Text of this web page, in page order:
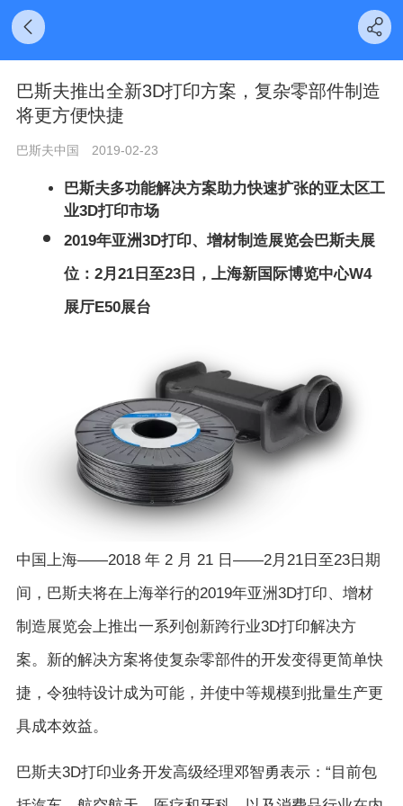
巴斯夫推出全新3D打印方案，复杂零部件制造
将更方便快捷
巴斯夫中国 2019-02-23
巴斯夫多功能解决方案助力快速扩张的亚太区工
业3D打印市场
2019年亚洲3D打印、增材制造展览会巴斯夫展
位：2月21日至23日，上海新国际博览中心W4
展厅E50展台
中国上海——2018 年 2 月 21 日——2月21日至23日期
间，巴斯夫将在上海举行的2019年亚洲3D打印、增材
制造展览会上推出一系列创新跨行业3D打印解决方
案。新的解决方案将使复杂零部件的开发变得更简单快
捷，令独特设计成为可能，并使中等规模到批量生产更
具成本效益。
巴斯夫3D打印业务开发高级经理邓智勇表示：“目前包